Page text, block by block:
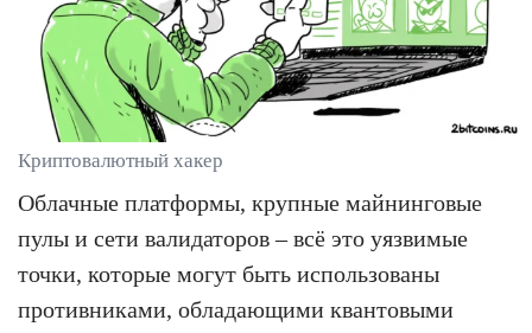
Криптовалютный хакер
Облачные платформы, крупные майнинговые
пулы и сети валидаторов – всё это уязвимые
точки, которые могут быть использованы
противниками, обладающими квантовыми